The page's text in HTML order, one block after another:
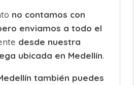
no contamos con
enviamos a todo el
desde nuestra
ubicada en Medellín.
también puedes